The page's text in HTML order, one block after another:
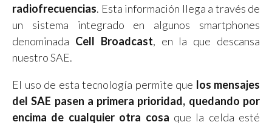
radiofrecuencias. Esta información llega a través de
un sistema integrado en algunos smartphones
denominada Cell Broadcast, en la que descansa
nuestro SAE.
El uso de esta tecnología permite que los mensajes
del SAE pasen a primera prioridad, quedando por
encima de cualquier otra cosa que la celda esté